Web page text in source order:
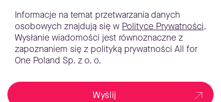
Informacje na temat przetwarzania danych
osobowych znajdują się w Polityce Prywatności.
Wysłanie wiadomości jest równoznaczne z
zapoznaniem się z polityką prywatności All for
One Poland Sp. z o. o.
Wyślij